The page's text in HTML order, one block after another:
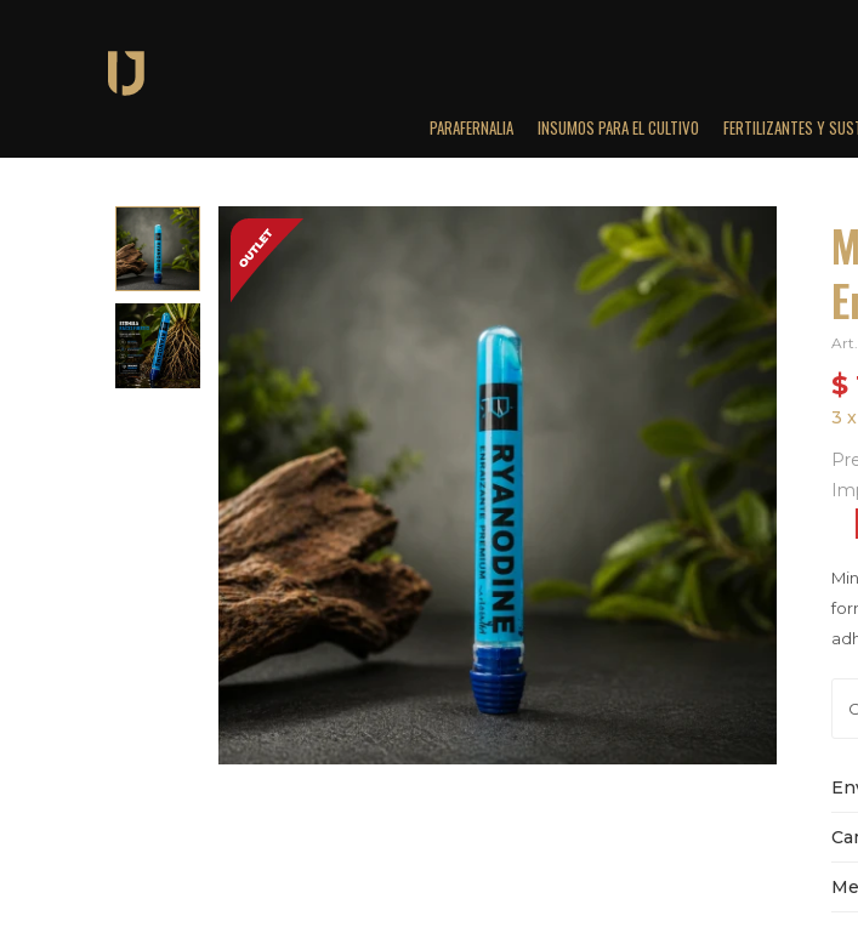
PARAFERNALIA INSUMOS PARA EL CULTIVO FERTILIZANTES Y
$
3